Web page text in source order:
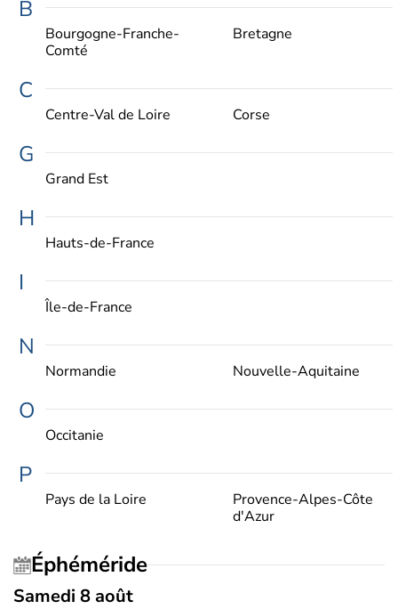
B
Bourgogne-Franche-
Comté
Bretagne
C
Centre-Val de Loire Corse
G
Grand Est
H
Hauts-de-France
I
Île-de-France
N
Normandie Nouvelle-Aquitaine
O
Occitanie
P
Pays de la Loire
Provence-Alpes-Côte
d'Azur
Éphéméride
Samedi 8 août